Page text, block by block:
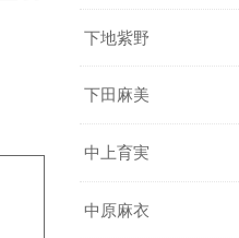
下地紫野
下田麻美
中上育実
中原麻衣